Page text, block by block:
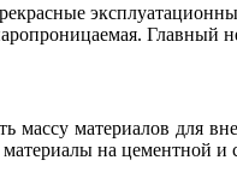
Главный
массу материалов для
на цементной и